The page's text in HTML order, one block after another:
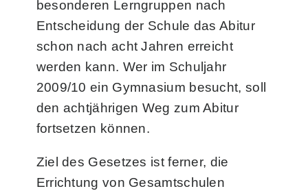
besonderen Lerngruppen nach
Entscheidung der Schule das Abitur
schon nach acht Jahren erreicht
werden kann. Wer im Schuljahr
2009/10 ein Gymnasium besucht, soll
den achtjährigen Weg zum Abitur
fortsetzen können.
Ziel des Gesetzes ist ferner, die
Errichtung von Gesamtschulen